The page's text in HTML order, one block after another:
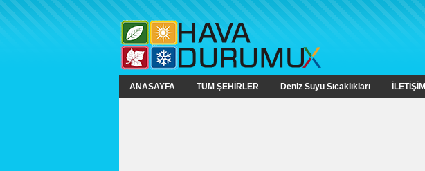
ANASAYFA TÜM ŞEHİRLER Deniz Suyu Sıcaklıkları İLETİŞİM